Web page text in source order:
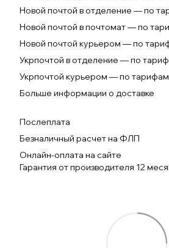
Новой почтой в отделение — по
Новой почтой в почтомат — по
Новой почтой курьером — по
Укрпочтой в отделение — по
Укрпочтой курьером — по тарифам
Больше информации о доставке
Послеплата
Безналичный расчет на ФЛП
Онлайн-оплата на сайте
Гарантия от производителя 12